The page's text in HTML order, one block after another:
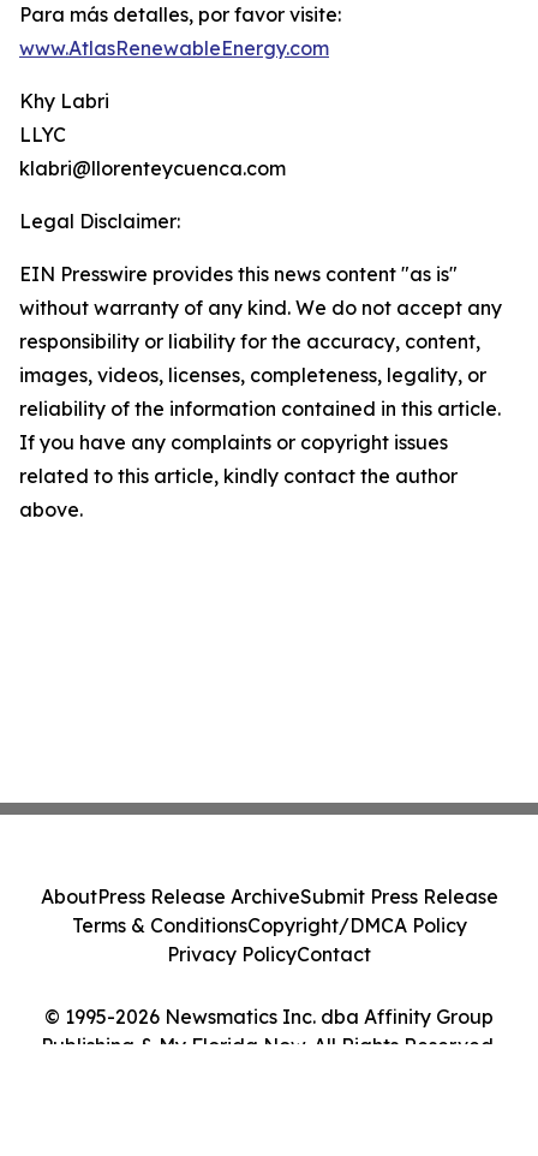
Para más detalles, por favor visite:
www.AtlasRenewableEnergy.com
Khy Labri
LLYC
klabri@llorenteycuenca.com
Legal Disclaimer:
EIN Presswire provides this news content "as is"
without warranty of any kind. We do not accept any
responsibility or liability for the accuracy, content,
images, videos, licenses, completeness, legality, or
reliability of the information contained in this article.
If you have any complaints or copyright issues
related to this article, kindly contact the author
above.
© 1995-2026 Newsmatics Inc. dba Affinity Group
Publishing & My Florida Now. All Rights Reserved.
AboutPress Release ArchiveSubmit Press Release
Terms & ConditionsCopyright/DMCA Policy
Privacy PolicyContact